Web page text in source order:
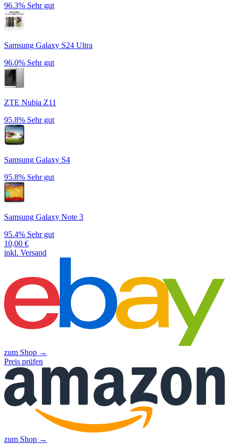
96.3% Sehr gut
Samsung Galaxy S24 Ultra
96.0% Sehr gut
ZTE Nubia Z11
95.8% Sehr gut
Samsung Galaxy S4
95.8% Sehr gut
Samsung Galaxy Note 3
95.4% Sehr gut
10,00 €
inkl. Versand
zum Shop →
Preis prüfen
zum Shop →